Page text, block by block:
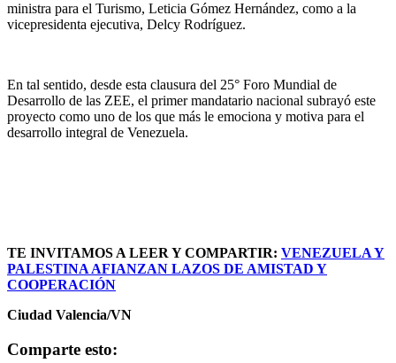
ministra para el Turismo, Leticia Gómez Hernández, como a la
vicepresidenta ejecutiva, Delcy Rodríguez.
En tal sentido, desde esta clausura del 25° Foro Mundial de
Desarrollo de las ZEE, el primer mandatario nacional subrayó este
proyecto como uno de los que más le emociona y motiva para el
desarrollo integral de Venezuela.
TE INVITAMOS A LEER Y COMPARTIR: VENEZUELA Y
PALESTINA AFIANZAN LAZOS DE AMISTAD Y
COOPERACIÓN
Ciudad Valencia/VN
Comparte esto: